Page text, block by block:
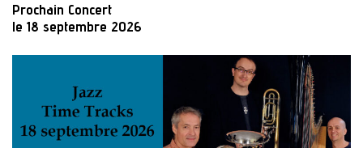
Prochain Concert
le 18 septembre 2026